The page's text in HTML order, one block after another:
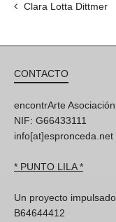
Clara Lotta Dittmer
CONTACTO
encontrArte Asociación
NIF: G66433111
info[at]espronceda.net
* PUNTO LILA *
Un proyecto
B64644412